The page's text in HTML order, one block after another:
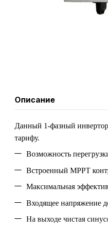
Описание
Данный 1-фазный инвертор
тарифу.
Возможность
Встроенный МРРТ
Максимальная
Входящее напряжение
На выходе чистая